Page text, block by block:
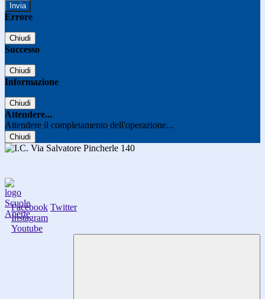
Errore
Chiudi
Successo
Chiudi
Informazione
Chiudi
Attendere...
Attendere il completamento dell'operazione...
Chiudi
Facebook Twitter
Instagram
Youtube